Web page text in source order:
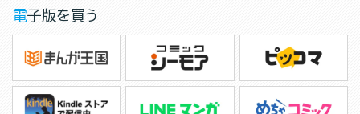
電子版を買う